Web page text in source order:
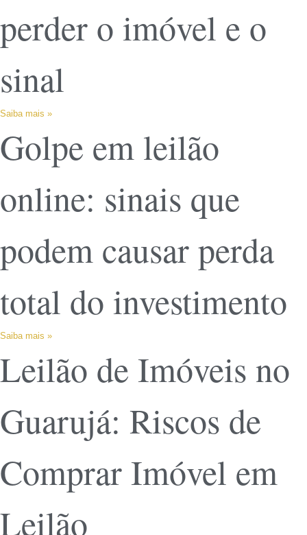
perder o imóvel e o
sinal
Saiba mais »
Golpe em leilão
online: sinais que
podem causar perda
total do investimento
Saiba mais »
Leilão de Imóveis no
Guarujá: Riscos de
Comprar Imóvel em
Leilão